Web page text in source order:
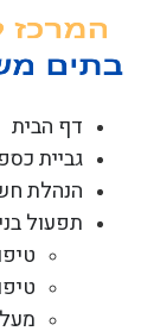
דף הבית
גביית
הנהלת
תפעול